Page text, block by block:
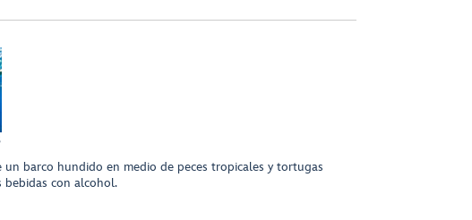
un barco hundido en medio de peces tropicales y tortugas
bebidas con alcohol.